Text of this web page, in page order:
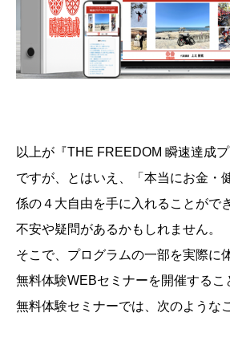
以上が『THE FREEDOM 瞬速達成
ですが、とはいえ、「本当にお金・
係の４大自由を手に入れることがで
不安や疑問があるかもしれません。
そこで、プログラムの一部を実際に
無料体験WEBセミナーを開催するこ
無料体験セミナーでは、次のような